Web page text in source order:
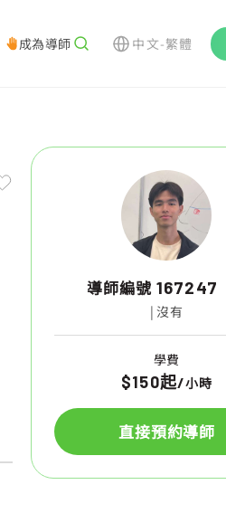
成為導師 中文-繁體
導師編號 167247
| 沒有
學費
$150起/小時
直接預約導師